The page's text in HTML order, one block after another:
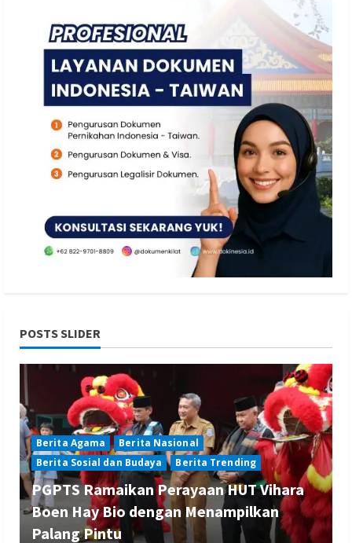
POSTS SLIDER
Berita Agama
Berita Nasional
Berita Sosial dan Budaya
Berita Trending
PGPTS Ramaikan Perayaan HUT Vihara
Boen Hay Bio dengan Menampilkan
Palang Pintu